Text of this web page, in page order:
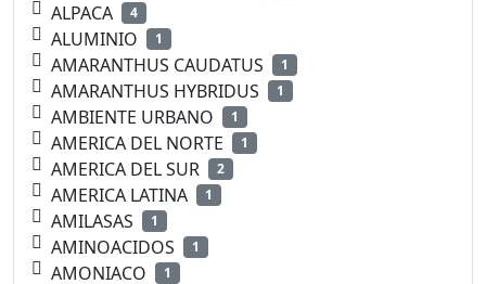
ALPACA 4
ALUMINIO 1
AMARANTHUS CAUDATUS 1
AMARANTHUS HYBRIDUS 1
AMBIENTE URBANO 1
AMERICA DEL NORTE 1
AMERICA DEL SUR 2
AMERICA LATINA 1
AMILASAS 1
AMINOACIDOS 1
AMONIACO 1